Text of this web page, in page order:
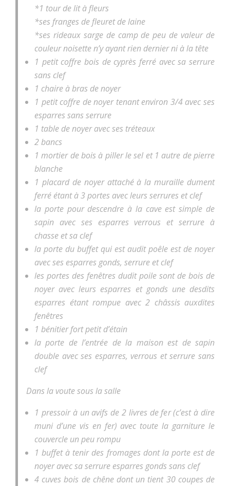
*1 tour de lit à fleurs
*ses franges de fleuret de laine
*ses rideaux sarge de camp de peu de valeur de
couleur noisette n’y ayant rien dernier ni à la tête
1 petit coffre bois de cyprès ferré avec sa serrure
sans clef
1 chaire à bras de noyer
1 petit coffre de noyer tenant environ 3/4 avec ses
esparres sans serrure
1 table de noyer avec ses tréteaux
2 bancs
1 mortier de bois à piller le sel et 1 autre de pierre
blanche
1 placard de noyer attaché à la muraille dument
ferré étant à 3 portes avec leurs serrures et clef
la porte pour descendre à la cave est simple de
sapin avec ses esparres verrous et serrure à
chasse et sa clef
la porte du buffet qui est audit poêle est de noyer
avec ses esparres gonds, serrure et clef
les portes des fenêtres dudit poile sont de bois de
noyer avec leurs esparres et gonds une desdits
esparres étant rompue avec 2 châssis auxdites
fenêtres
1 bénitier fort petit d’étain
la porte de l’entrée de la maison est de sapin
double avec ses esparres, verrous et serrure sans
clef
Dans la voute sous la salle
1 pressoir à un avifs de 2 livres de fer (c’est à dire
muni d’une vis en fer) avec toute la garniture le
couvercle un peu rompu
1 buffet à tenir des fromages dont la porte est de
noyer avec sa serrure esparres gonds sans clef
4 cuves bois de chêne dont un tient 30 coupes de